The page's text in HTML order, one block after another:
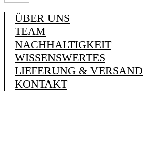
ÜBER UNS
TEAM
NACHHALTIGKEIT
WISSENSWERTES
LIEFERUNG & VERSAND
KONTAKT